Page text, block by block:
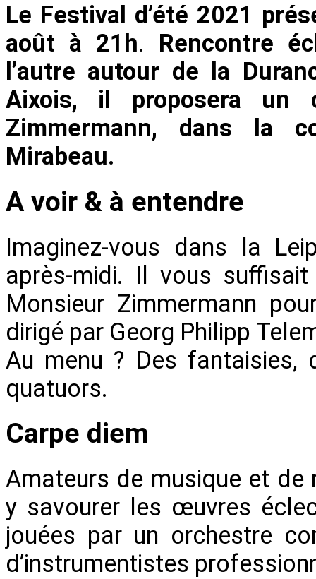
Le Festival d’été 2021
août à 21h. Rencontre
l’autre autour de la
Aixois, il proposera un
Zimmermann, dans la
Mirabeau.
A voir & à entendre
Imaginez-vous dans la
après-midi. Il vous
Monsieur Zimmermann
dirigé par Georg Philipp
Au menu ? Des
quatuors.
Carpe diem
Amateurs de musique et de
y savourer les œuvres
jouées par un orchestre
d’instrumentistes